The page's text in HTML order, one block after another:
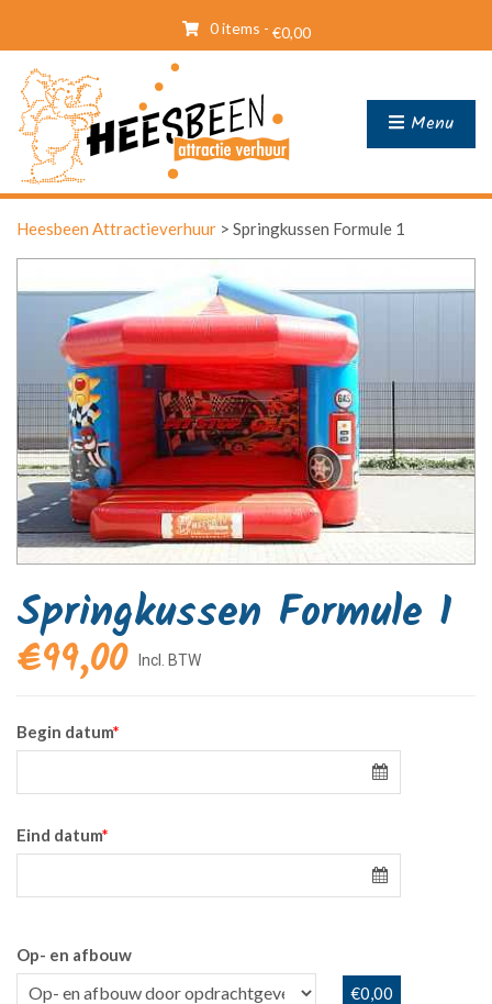
0 items - €0,00
Menu
Heesbeen Attractieverhuur > Springkussen Formule 1
Springkussen Formule 1
€99,00
Begin datum*
Eind datum*
Op- en afbouw
€0,00